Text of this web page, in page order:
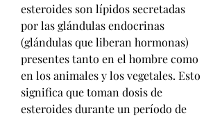
esteroides son lípidos secretadas
por las glándulas endocrinas
(glándulas que liberan hormonas)
presentes tanto en el hombre como
en los animales y los vegetales. Esto
significa que toman dosis de
esteroides durante un período de